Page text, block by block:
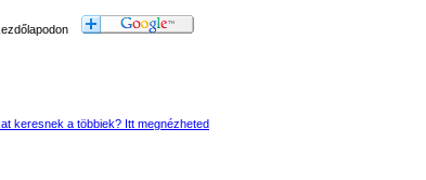
keresnek a többiek? Itt megnézheted